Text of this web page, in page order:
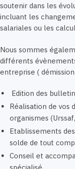
soutenir dans les
incluant les
salariales ou les
Nous sommes
différents
entreprise (
Edition des
Réalisation de vos
organismes
Etablissements
solde de tout
Conseil et